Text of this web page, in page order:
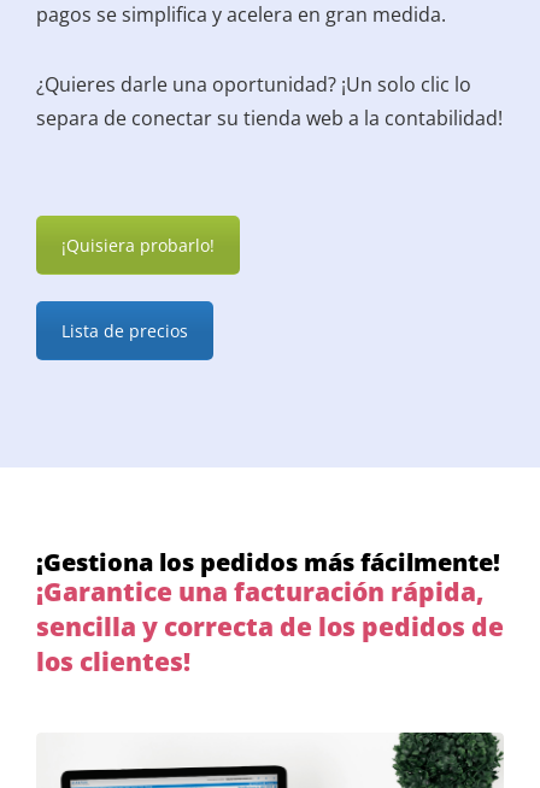
pagos se simplifica y acelera en gran medida.
¿Quieres darle una oportunidad? ¡Un solo clic lo
separa de conectar su tienda web a la contabilidad!
¡Quisiera probarlo!
Lista de precios
¡Gestiona los pedidos más fácilmente!
¡Garantice una facturación rápida,
sencilla y correcta de los pedidos de
los clientes!